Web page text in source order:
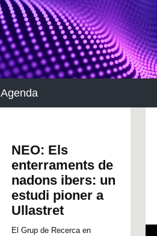
Agenda
NEO: Els
enterraments de
nadons ibers: un
estudi pioner a
Ullastret
El Grup de Recerca en